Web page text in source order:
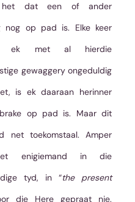
het dat een of ander
nog op pad is. Elke keer
ek met al hierdie
gewaggery ongeduldig
is ek daaraan herinner
op pad is. Maar dit
net toekomstaal. Amper
enigiemand in die
tyd, in “the present
die Here gepraat nie.